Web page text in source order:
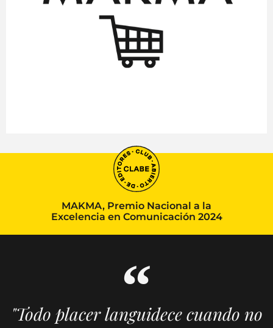
MAKMA, Premio Nacional a la
Excelencia en Comunicación 2024
"Todo placer languidece cuando no